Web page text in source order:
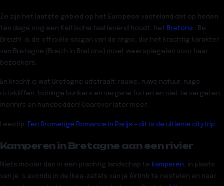
Ze zijn het laatste gebied op het Europese vasteland dat op heden
ten dage nog een Keltische taal levend houdt, het Bretons . ‘Be
Breizh!’ is de officiële slogan van de regio, die het krachtig karakter
van Bretagne (Breizh in Bretons) moet weerspiegelen voor haar
bezoekers.
En kracht is wat Bretagne uitstraalt: rauwe, ruwe natuur, ruige
rotskliffen, bonkige bunkers en vergane forten en niet te vergeten,
menhirs en hunebedden! Daarover later meer.
Leestip: Een Dromerige Romance in Parijs – dit is de ultieme citytrip
Kamperen in Bretagne aan een rivier
Niets mooier dan in een prachtig landschap te kamperen, in plaats
van je ‘s avonds in de Ikea-zetels van je Airbnb te nestelen en naar